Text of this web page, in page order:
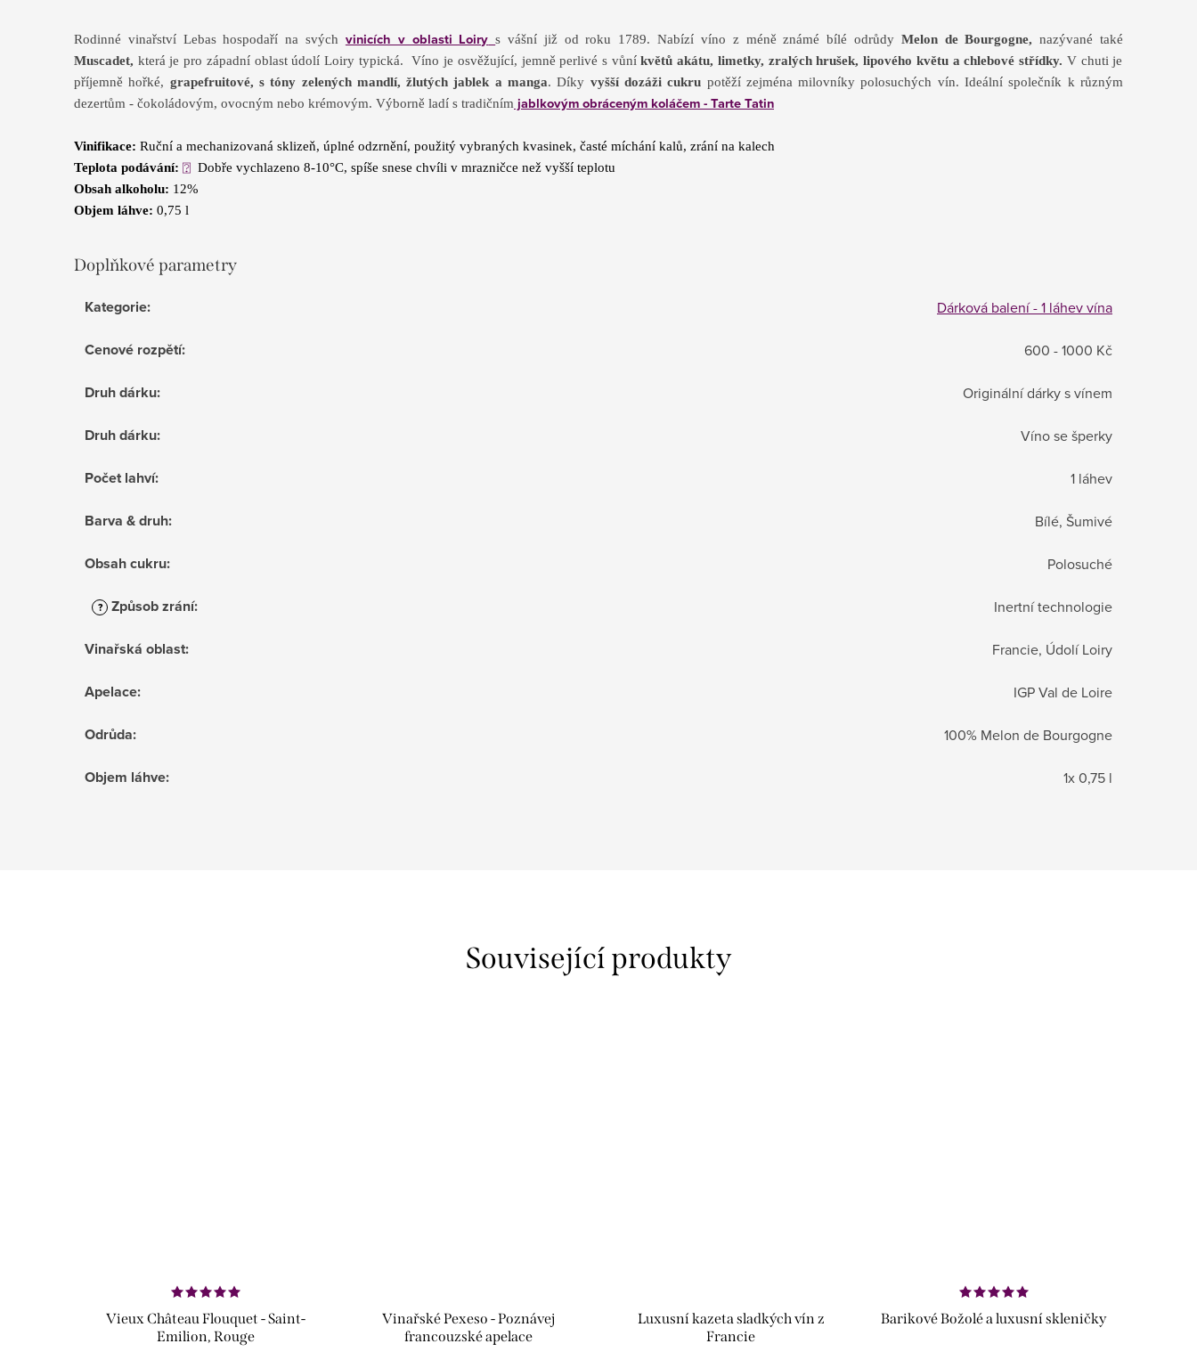
Rodinné vinařství Lebas hospodaří na svých vinicích v oblasti Loiry s vášní již od roku 1789. Nabízí víno z méně známé bílé odrůdy Melon de Bourgogne, nazývané také
Muscadet, která je pro západní oblast údolí Loiry typická. Víno je osvěžující, jemně perlivé s vůníkvětů akátu, limetky, zralých hrušek, lipového květu a chlebové střídky. V chuti je
příjemně hořké, grapefruitové, s tóny zelených mandlí,žlutých jablek a manga. Díky vyšší dozáži cukru potěží zejména milovníky polosuchých vín. Ideální společník k různým
dezertům - čokoládovým, ovocným nebo krémovým. Výborně ladí s tradičním jablkovým obráceným koláčem - Tarte Tatin
Vinifikace: Ruční a mechanizovaná sklizeň, úplné odzrnění, použitý vybraných kvasinek, časté míchání kalů, zrání na kalech
Teplota podávání: ⍰ Dobře vychlazeno 8-10°C, spíše snese chvíli v mrazničce než vyšší teplotu
Obsah alkoholu: 12%
Objem láhve: 0,75 l
Doplňkové parametry
Kategorie: Dárková balení - 1 láhev vína
Cenové rozpětí: 600 - 1000 Kč
Druh dárku: Originální dárky s vínem
Druh dárku: Víno se šperky
Počet lahví: 1 láhev
Barva & druh: Bílé, Šumivé
Obsah cukru: Polosuché
? Způsob zrání: Inertní technologie
Vinařská oblast: Francie, Údolí Loiry
Apelace: IGP Val de Loire
Odrůda: 100% Melon de Bourgogne
Objem láhve: 1x 0,75 l
Související produkty
Vieux Château Flouquet - Saint-
Emilion, Rouge
Vinařské Pexeso - Poznávej
francouzské apelace
Luxusní kazeta sladkých vín z
Francie
Barikové Božolé a luxusní skleničky